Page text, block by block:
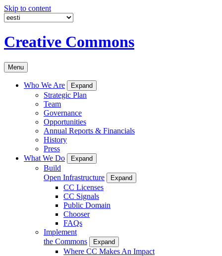
Skip to content
Creative Commons
Menu
Who We Are Expand
Strategic Plan
Team
Governance
Opportunities
Annual Reports & Financials
History
Press
What We Do
Expand
Build
Open Infrastructure
Expand
CC Licenses
CC Signals
Public Domain
Chooser
FAQs
Implement
the Commons
Expand
Where CC Makes An Impact